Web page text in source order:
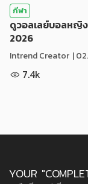
กีฬา
ดูวอลเลย์บอลหญิง
2026
Intrend Creator |
7.4k
YOUR